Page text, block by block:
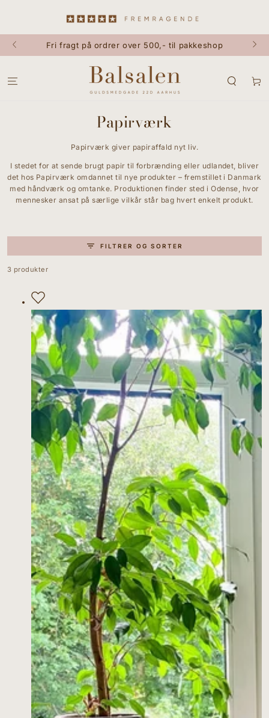
Fri fragt på ordrer over 500,- til pakkeshop
Kurv
Papirværk
Papirværk giver papiraffald nyt liv.
I stedet for at sende brugt papir til forbrænding eller udlandet, bliver
det hos Papirværk omdannet til nye produkter – fremstillet i Danmark
med håndværk og omtanke. Produktionen finder sted i Odense, hvor
mennesker ansat på særlige vilkår står bag hvert enkelt produkt.
FILTRER OG SORTER
3 produkter